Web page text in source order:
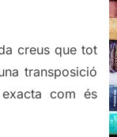
creus que tot
transposició
com és